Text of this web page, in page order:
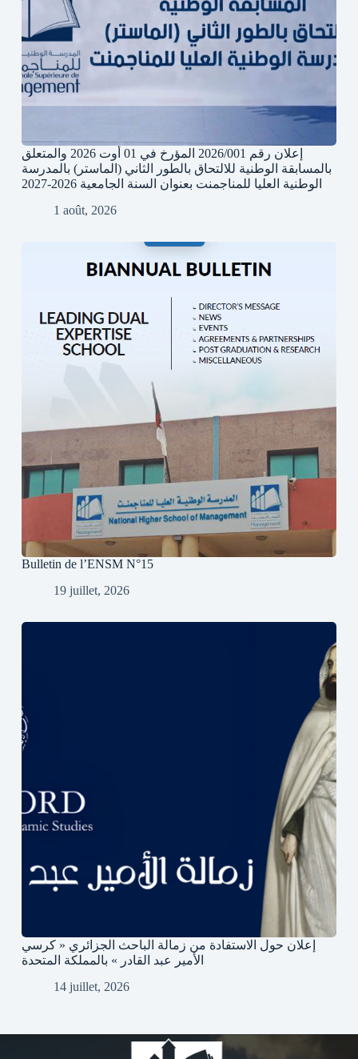
إعلان رقم 2026/001 المؤرخ في 01 أوت 2026 والمتعلق
بالمسابقة الوطنية للالتحاق بالطور الثاني (الماستر) بالمدرسة
الوطنية العليا للمناجمنت بعنوان السنة الجامعية 2026-2027
1 août, 2026
Bulletin de l’ENSM N°15
19 juillet, 2026
إعلان حول الاستفادة من زمالة الباحث الجزائري « كرسي
الأمير عبد القادر » بالمملكة المتحدة
14 juillet, 2026